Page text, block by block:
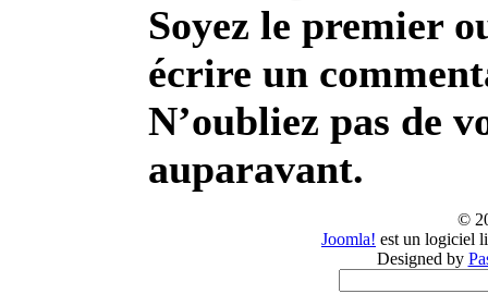
Soyez le premier
écrire un
N’oubliez pas de
auparavant.
©
Joomla! est un logiciel
Designed by